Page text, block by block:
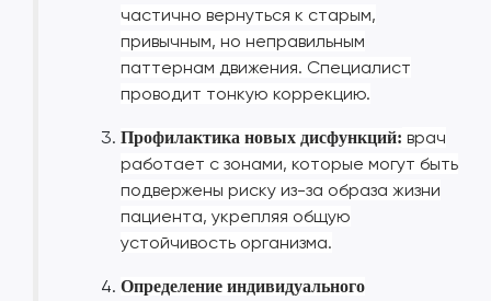
частично вернуться к старым,
привычным, но неправильным
паттернам движения. Специалист
проводит тонкую коррекцию.
Профилактика новых дисфункций: врач
работает с зонами, которые могут быть
подвержены риску из-за образа жизни
пациента, укрепляя общую
устойчивость организма.
Определение индивидуального